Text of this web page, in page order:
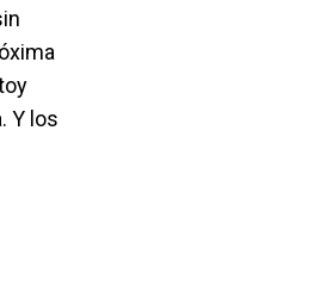
Y los